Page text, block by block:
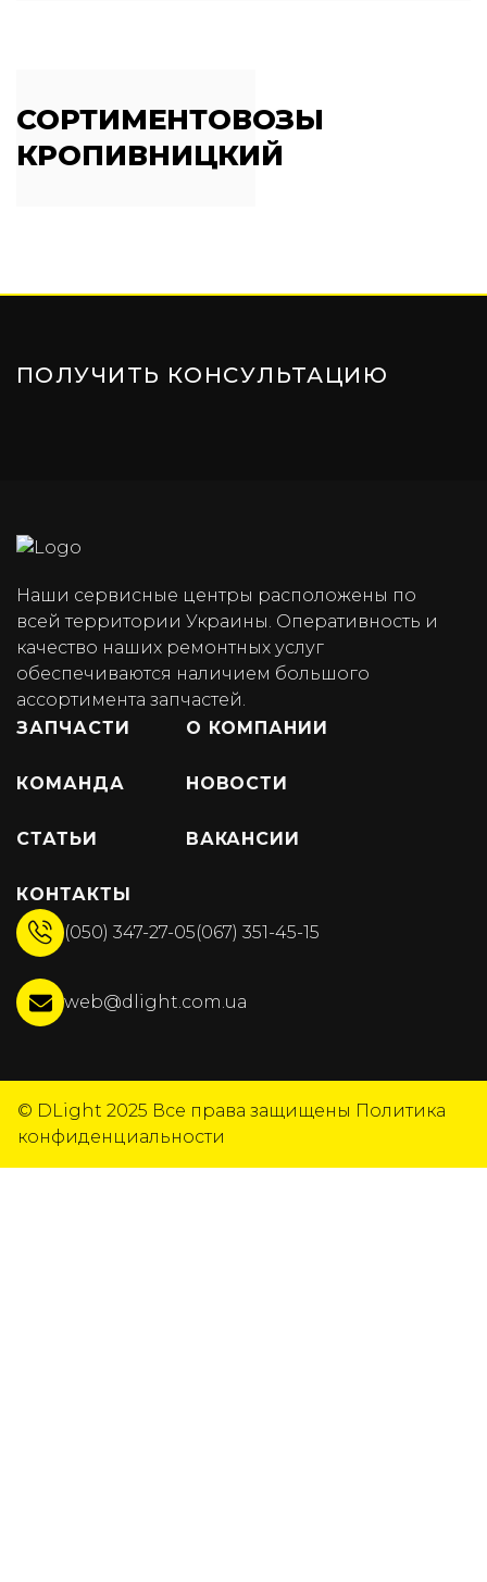
СОРТИМЕНТОВОЗЫ
КРОПИВНИЦКИЙ
ПОЛУЧИТЬ КОНСУЛЬТАЦИЮ
Наши сервисные центры расположены по
всей территории Украины. Оперативность и
качество наших ремонтных услуг
обеспечиваются наличием большого
ассортимента запчастей.
ЗАПЧАСТИ
О КОМПАНИИ
КОМАНДА НОВОСТИ
СТАТЬИ ВАКАНСИИ
КОНТАКТЫ
(050) 347-27-05(067) 351-45-15
web@dlight.com.ua
© DLight 2025 Все права защищены Политика
конфиденциальности